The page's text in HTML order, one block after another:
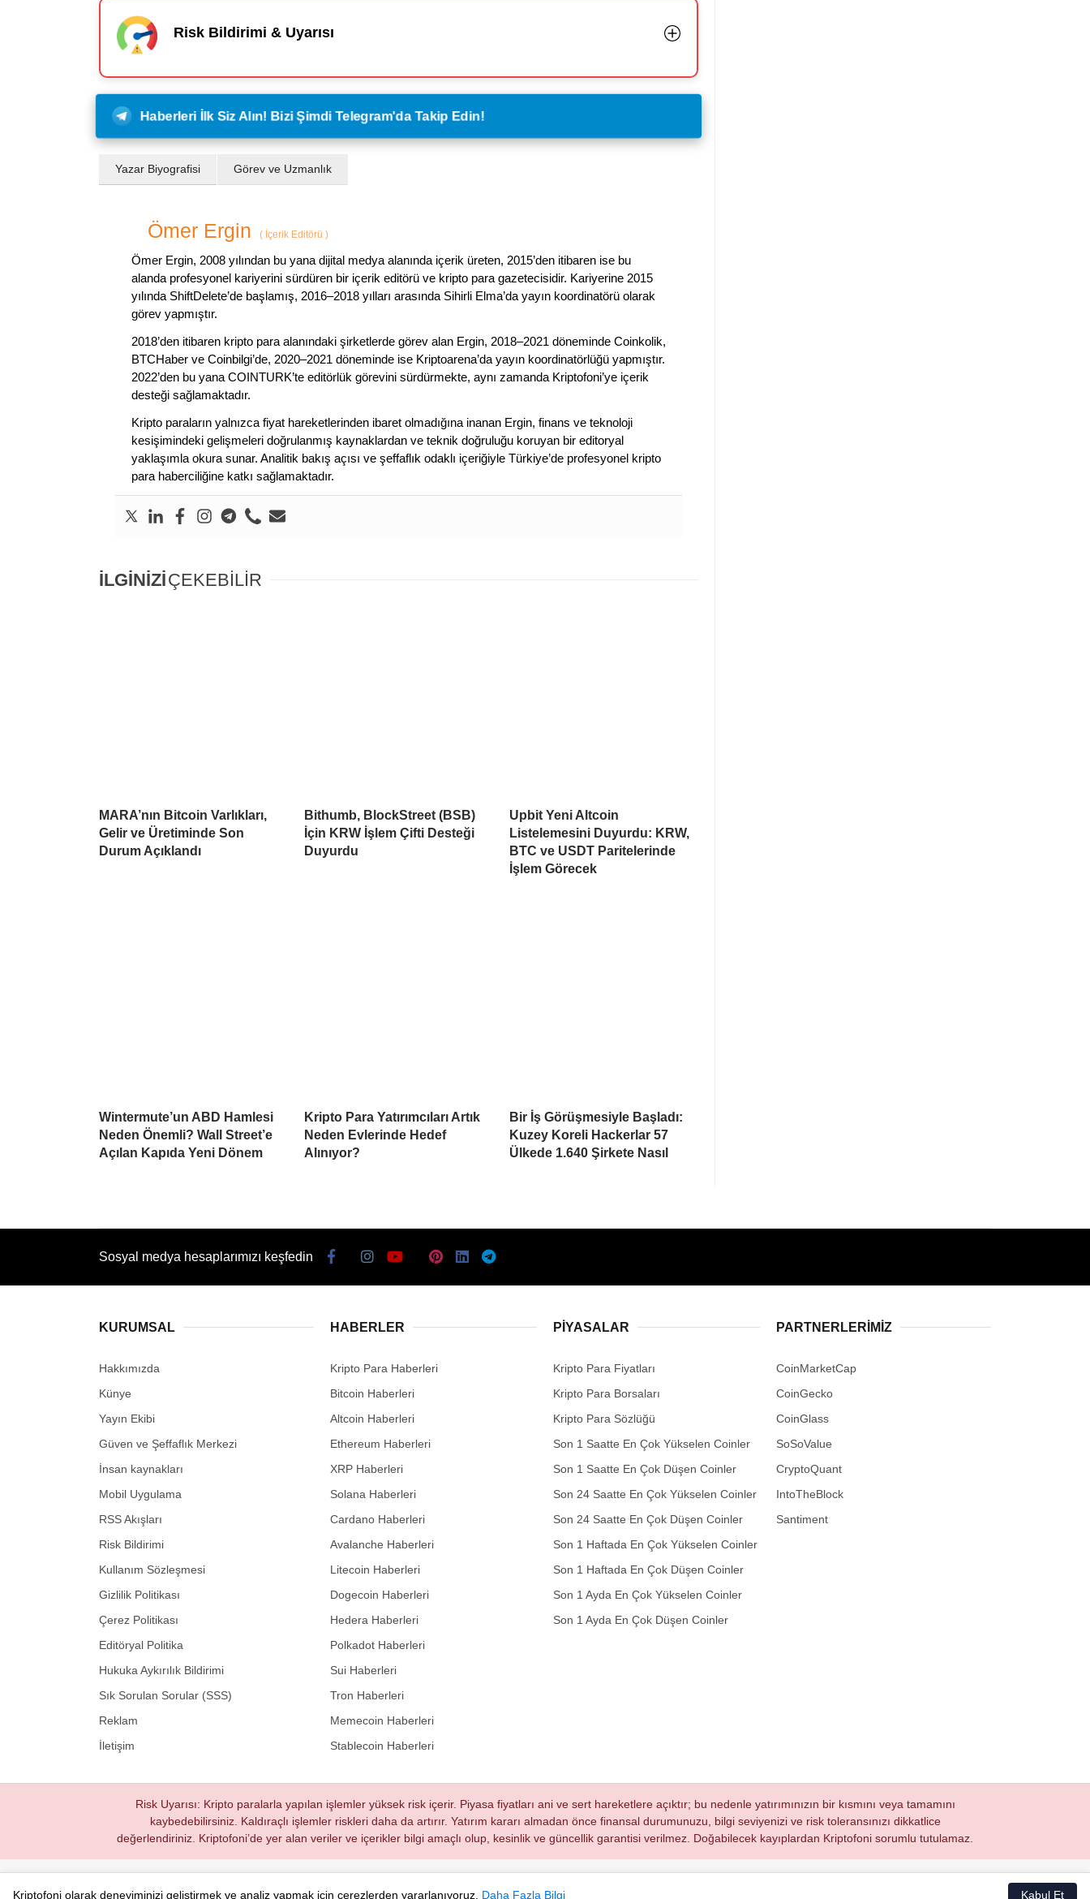
Risk Bildirimi & Uyarısı
Haberleri İlk Siz Alın! Bizi Şimdi Telegram'da Takip Edin!
Yazar Biyografisi Görev ve Uzmanlık
Ömer Ergin ( İçerik Editörü )
Ömer Ergin, 2008 yılından bu yana dijital medya alanında içerik üreten, 2015’den itibaren ise bu
alanda profesyonel kariyerini sürdüren bir içerik editörü ve kripto para gazetecisidir. Kariyerine 2015
yılında ShiftDelete’de başlamış, 2016–2018 yılları arasında Sihirli Elma’da yayın koordinatörü olarak
görev yapmıştır.
2018’den itibaren kripto para alanındaki şirketlerde görev alan Ergin, 2018–2021 döneminde Coinkolik,
BTCHaber ve Coinbilgi’de, 2020–2021 döneminde ise Kriptoarena’da yayın koordinatörlüğü yapmıştır.
2022’den bu yana COINTURK’te editörlük görevini sürdürmekte, aynı zamanda Kriptofoni’ye içerik
desteği sağlamaktadır.
Kripto paraların yalnızca fiyat hareketlerinden ibaret olmadığına inanan Ergin, finans ve teknoloji
kesişimindeki gelişmeleri doğrulanmış kaynaklardan ve teknik doğruluğu koruyan bir editoryal
yaklaşımla okura sunar. Analitik bakış açısı ve şeffaflık odaklı içeriğiyle Türkiye’de profesyonel kripto
para haberciliğine katkı sağlamaktadır.
İLGİNİZİÇEKEBİLİR
MARA’nın Bitcoin Varlıkları,
Gelir ve Üretiminde Son
Durum Açıklandı
Bithumb, BlockStreet (BSB)
İçin KRW İşlem Çifti Desteği
Duyurdu
Upbit Yeni Altcoin
Listelemesini Duyurdu: KRW,
BTC ve USDT Paritelerinde
İşlem Görecek
Wintermute’un ABD Hamlesi
Neden Önemli? Wall Street’e
Açılan Kapıda Yeni Dönem
Kripto Para Yatırımcıları Artık
Neden Evlerinde Hedef
Alınıyor?
Bir İş Görüşmesiyle Başladı:
Kuzey Koreli Hackerlar 57
Ülkede 1.640 Şirkete Nasıl
Sosyal medya hesaplarımızı keşfedin
KURUMSAL
Hakkımızda
Künye
Yayın Ekibi
Güven ve Şeffaflık Merkezi
İnsan kaynakları
Mobil Uygulama
RSS Akışları
Risk Bildirimi
Kullanım Sözleşmesi
Gizlilik Politikası
Çerez Politikası
Editöryal Politika
Hukuka Aykırılık Bildirimi
Sık Sorulan Sorular (SSS)
Reklam
İletişim
HABERLER
Kripto Para Haberleri
Bitcoin Haberleri
Altcoin Haberleri
Ethereum Haberleri
XRP Haberleri
Solana Haberleri
Cardano Haberleri
Avalanche Haberleri
Litecoin Haberleri
Dogecoin Haberleri
Hedera Haberleri
Polkadot Haberleri
Sui Haberleri
Tron Haberleri
Memecoin Haberleri
Stablecoin Haberleri
PIYASALAR
Kripto Para Fiyatları
Kripto Para Borsaları
Kripto Para Sözlüğü
Son 1 Saatte En Çok Yükselen Coinler
Son 1 Saatte En Çok Düşen Coinler
Son 24 Saatte En Çok Yükselen Coinler
Son 24 Saatte En Çok Düşen Coinler
Son 1 Haftada En Çok Yükselen Coinler
Son 1 Haftada En Çok Düşen Coinler
Son 1 Ayda En Çok Yükselen Coinler
Son 1 Ayda En Çok Düşen Coinler
PARTNERLERIMIZ
CoinMarketCap
CoinGecko
CoinGlass
SoSoValue
CryptoQuant
IntoTheBlock
Santiment
Risk Uyarısı: Kripto paralarla yapılan işlemler yüksek risk içerir. Piyasa fiyatları ani ve sert hareketlere açıktır; bu nedenle yatırımınızın bir kısmını veya tamamını
kaybedebilirsiniz. Kaldıraçlı işlemler riskleri daha da artırır. Yatırım kararı almadan önce finansal durumunuzu, bilgi seviyenizi ve risk toleransınızı dikkatlice
değerlendiriniz. Kriptofoni’de yer alan veriler ve içerikler bilgi amaçlı olup, kesinlik ve güncellik garantisi verilmez. Doğabilecek kayıplardan Kriptofoni sorumlu tutulamaz.
Kriptofoni © 2020 - 2026. Tüm hakları saklıdır.
Kriptofoni olarak deneyiminizi geliştirmek ve analiz yapmak için çerezlerden yararlanıyoruz. Daha Fazla Bilgi Kabul Et